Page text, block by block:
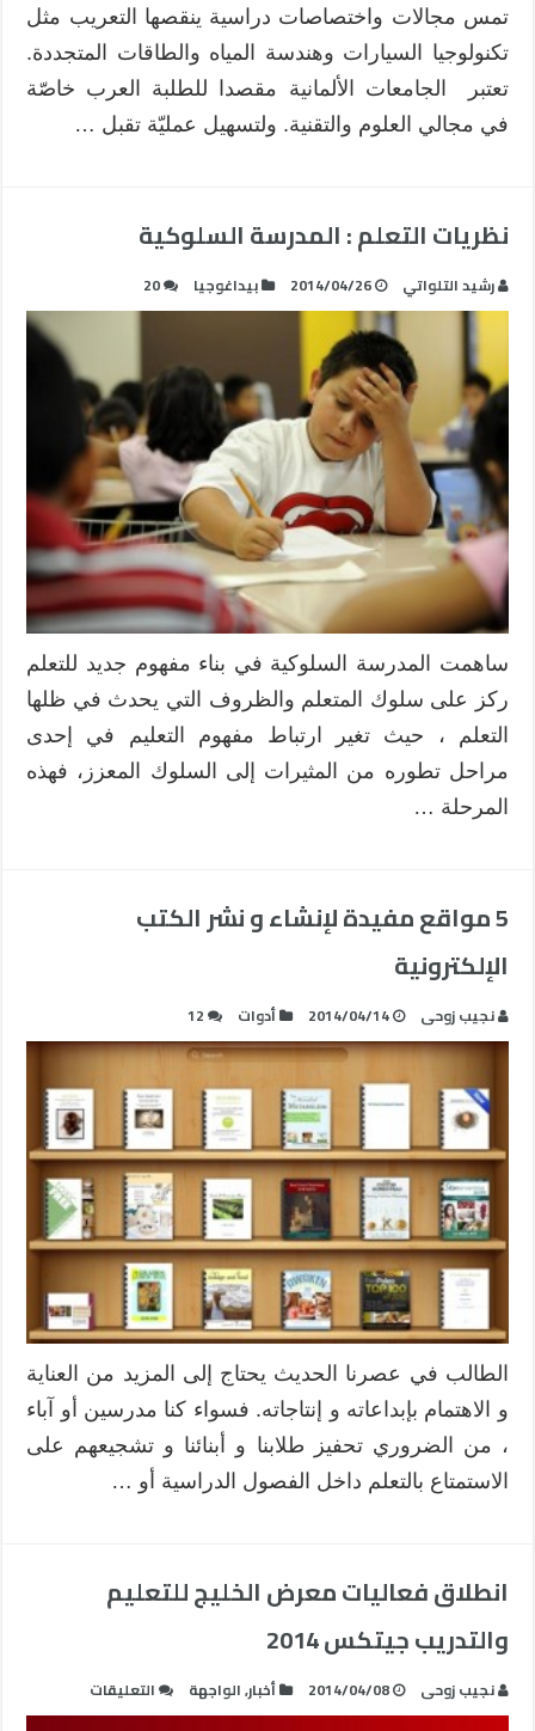
تمس مجالات واختصاصات دراسية ينقصها التعريب مثل
تكنولوجيا السيارات وهندسة المياه والطاقات المتجددة.
تعتبر الجامعات الألمانية مقصدا للطلبة العرب خاصّة
في مجالي العلوم والتقنية. ولتسهيل عمليّة تقبل …
نظريات التعلم : المدرسة السلوكية
رشيد التلواتي 2014/04/26 بيداغوجيا 20
ساهمت المدرسة السلوكية في بناء مفهوم جديد للتعلم
ركز على سلوك المتعلم والظروف التي يحدث في ظلها
التعلم ، حيث تغير ارتباط مفهوم التعليم في إحدى
مراحل تطوره من المثيرات إلى السلوك المعزز، فهذه
المرحلة …
5 مواقع مفيدة لإنشاء و نشر الكتب
الإلكترونية
نجيب زوحى 2014/04/14 أدوات 12
الطالب في عصرنا الحديث يحتاج إلى المزيد من العناية
و الاهتمام بإبداعاته و إنتاجاته. فسواء كنا مدرسين أو آباء
، من الضروري تحفيز طلابنا و أبنائنا و تشجيعهم على
الاستمتاع بالتعلم داخل الفصول الدراسية أو …
انطلاق فعاليات معرض الخليج للتعليم
والتدريب جيتكس 2014
نجيب زوحى 2014/04/08 أخبار,الواجهة التعليقات
انطلاق